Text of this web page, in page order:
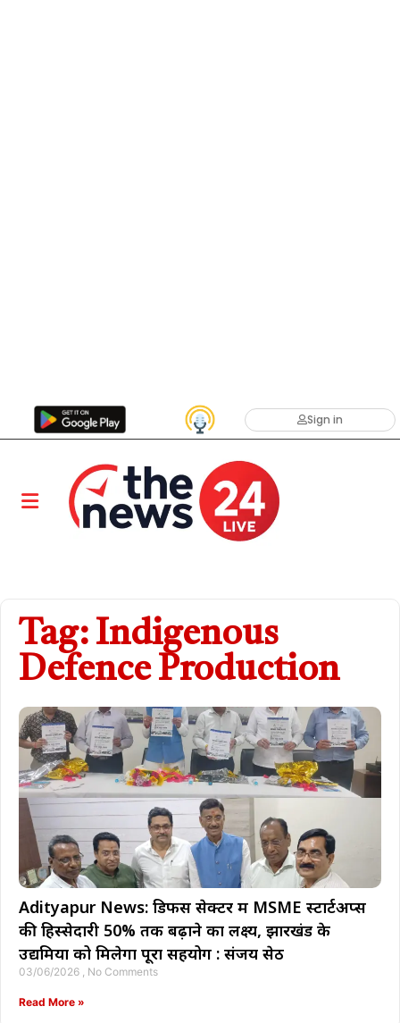
Sign in
Tag: Indigenous
Defence Production
Adityapur News: डिफेंस सेक्टर में MSME स्टार्टअप्स
की हिस्सेदारी 50% तक बढ़ाने का लक्ष्य, झारखंड के
उद्यमियों को मिलेगा पूरा सहयोग : संजय सेठ
03/06/2026 No Comments
Read More »